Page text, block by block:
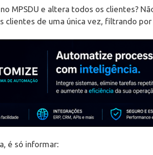
MPSDU e altera todos os clientes?
clientes de uma única vez, filtrando por
é só informar: